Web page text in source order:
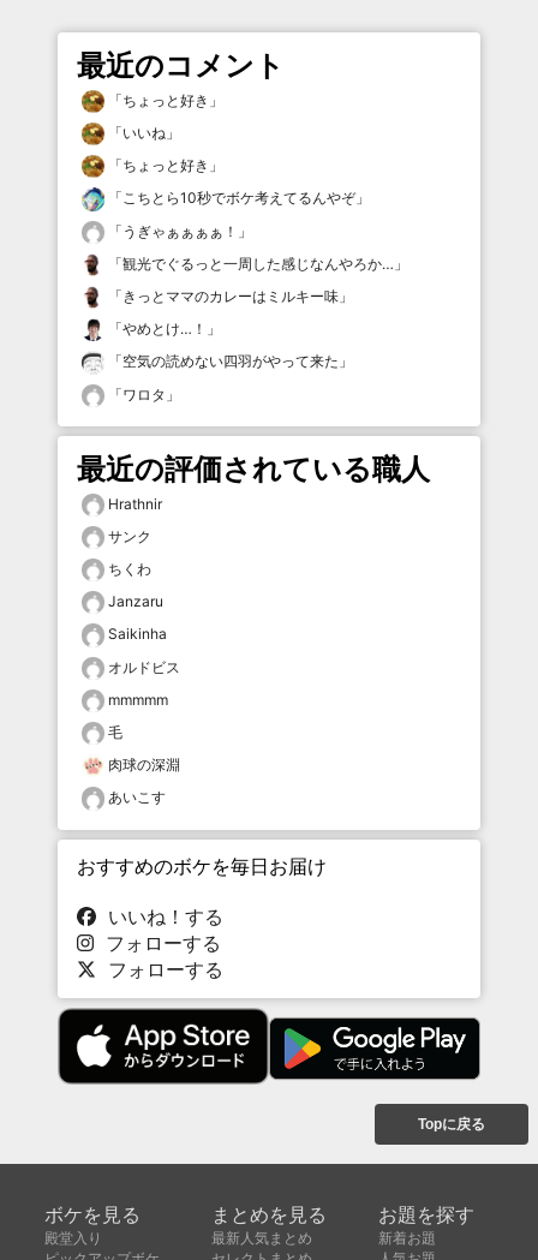
最近のコメント
「ちょっと好き 」
「いいね 」
「ちょっと好き 」
「こちとら10秒でボケ考えてるんやぞ」
「 うぎゃぁぁぁぁ！ 」
「観光でぐるっと一周した感じなんやろか… 」
「 きっとママのカレーはミルキー味 」
「やめとけ…！ 」
「空気の読めない四羽がやって来た 」
「ワロタ 」
最近の評価されている職人
Hrathnir
サンク
ちくわ
Janzaru
Saikinha
オルドビス
mmmmm
毛
肉球の深淵
あいこす
おすすめのボケを毎日お届け
いいね！する
フォローする
フォローする
Topに戻る
ボケを見る
殿堂入り
まとめを見る
最新人気まとめ
お題を探す
新着お題